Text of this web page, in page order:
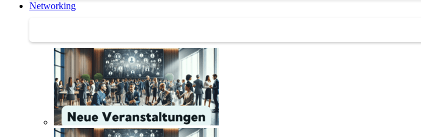
Networking